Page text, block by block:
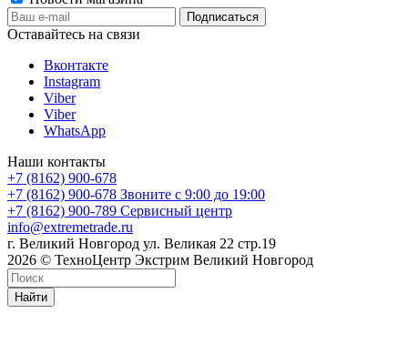
Оставайтесь на связи
Вконтакте
Instagram
Viber
Viber
WhatsApp
Наши контакты
+7 (8162) 900-678
+7 (8162) 900-678 Звоните с 9:00 до 19:00
+7 (8162) 900-789 Сервисный центр
info@extremetrade.ru
г. Великий Новгород ул. Великая 22 стр.19
2026 © ТехноЦентр Экстрим Великий Новгород
Найти